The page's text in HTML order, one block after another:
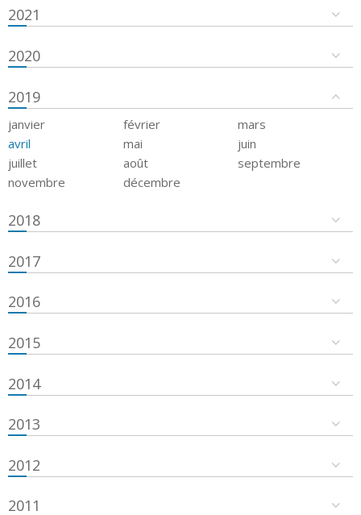
2021
2020
2019
janvier février
mars
avril
mai
juin
juillet
août
septembre
novembre
décembre
2018
2017
2016
2015
2014
2013
2012
2011